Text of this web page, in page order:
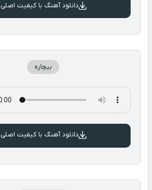
دانلود آهنگ با کیفیت اصلی
بیچاره
دانلود آهنگ با کیفیت اصلی